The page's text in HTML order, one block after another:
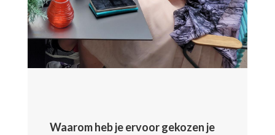
Waarom heb je ervoor gekozen je